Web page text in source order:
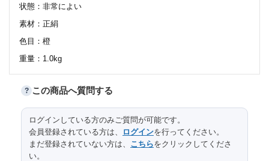
状態：非常によい
素材：正絹
色目：橙
重量：1.0kg
サイズ（cm）
長さ 416
? この商品へ質問する
ログインしている方のみご質問が可能です。
会員登録されている方は、
ログインを行ってください。
まだ登録されていない方は、 こちらをクリックしてくださ
い。